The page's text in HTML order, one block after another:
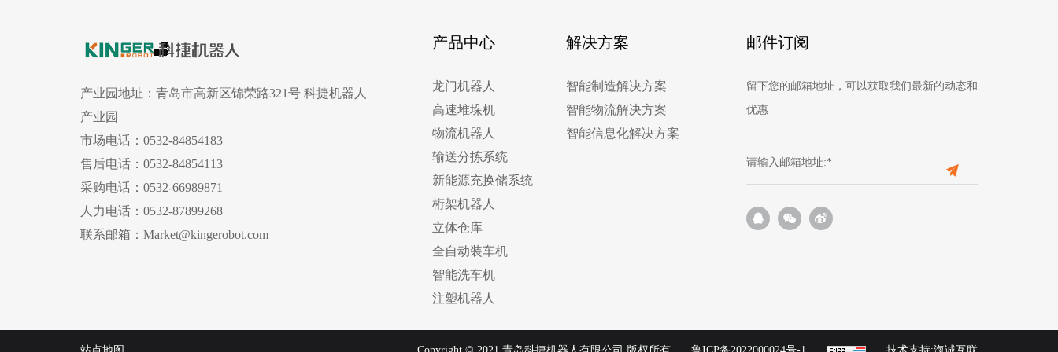
产业园地址： 青岛市高新区锦荣路321号 科捷机器人
产业园
市场电话： 0532-84854183
售后电话： 0532-84854113
采购电话： 0532-66989871
人力电话： 0532-87899268
联系邮箱： Market@kingerobot.com
产品中心
龙门机器人
高速堆垛机
物流机器人
输送分拣系统
新能源充换储系统
桁架机器人
立体仓库
全自动装车机
智能洗车机
注塑机器人
解决方案
智能制造解决方案
智能物流解决方案
智能信息化解决方案
邮件订阅
留下您的邮箱地址，可以获取我们最新的动态和
优惠
站点地图 Copyright © 2021 青岛科捷机器人有限公司 版权所有 鲁ICP备2022000024号-1 技术支持:海诚互联